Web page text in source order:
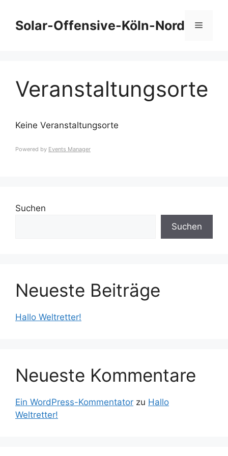
Inhalt
springenSolar-Offensive-Köln-Nord Menü
Veranstaltungsorte
Keine Veranstaltungsorte
Powered by Events Manager
Suchen
Suchen
Neueste Beiträge
Hallo Weltretter!
Neueste Kommentare
Ein WordPress-Kommentator zu Hallo
Weltretter!